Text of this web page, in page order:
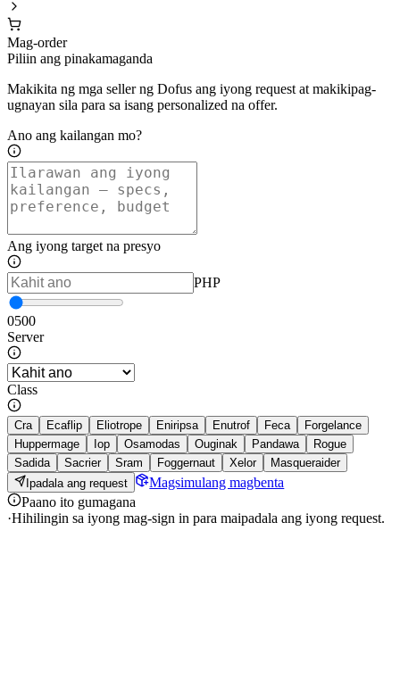
Mag-order
Piliin ang pinakamaganda
Makikita ng mga seller ng Dofus ang iyong request at makikipag-
ugnayan sila para sa isang personalized na offer.
Ano ang kailangan mo?
Ang iyong target na presyo
PHP
0500
Server
Class
Cra Ecaflip Eliotrope Eniripsa Enutrof Feca
Forgelance
Huppermage
Iop Osamodas Ouginak Pandawa
Rogue
Sadida
Sacrier Sram Foggernaut Xelor
Masqueraider
Ipadala ang request
Magsimulang magbenta
Paano ito gumagana
·Hihilingin sa iyong mag-sign in para maipadala ang iyong request.